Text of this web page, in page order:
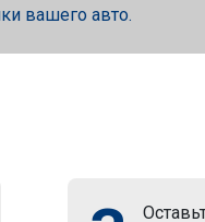
вашего авто.